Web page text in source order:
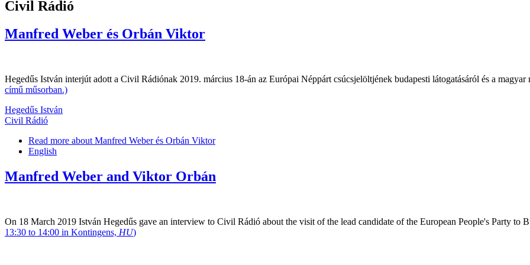
Civil Rádió
Manfred Weber és Orbán Viktor
Hegedűs István interjút adott a Civil Rádiónak 2019. március 18-án az Európai Néppárt csúcsjelöltjének budapesti látogatásáról és a magyar
című műsorban.)
Hegedűs István
Civil Rádió
Read more about Manfred Weber és Orbán Viktor
English
Manfred Weber and Viktor Orbán
On 18 March 2019 István Hegedűs gave an interview to Civil Rádió about the visit of the lead candidate of the European People's Party to
13:30 to 14:00 in Kontingens, HU)